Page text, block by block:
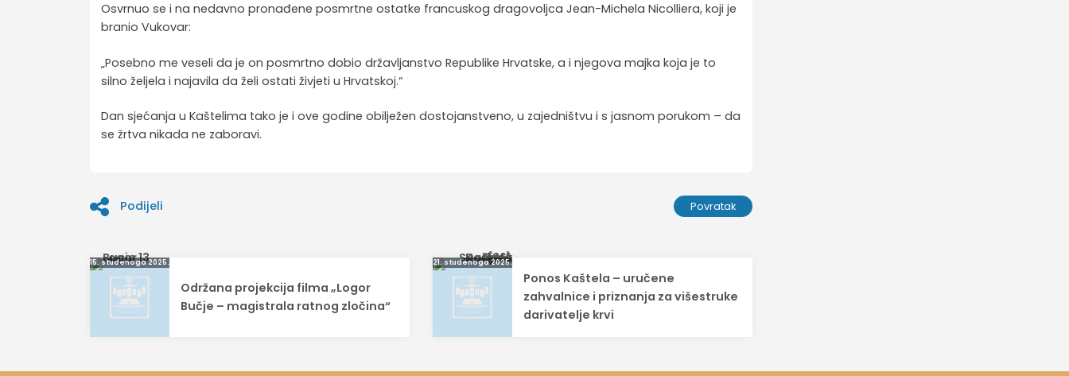
Osvrnuo se i na nedavno pronađene posmrtne ostatke francuskog dragovoljca Jean-Michela Nicolliera, koji je
branio Vukovar:
„Posebno me veseli da je on posmrtno dobio državljanstvo Republike Hrvatske, a i njegova majka koja je to
silno željela i najavila da želi ostati živjeti u Hrvatskoj.“
Dan sjećanja u Kaštelima tako je i ove godine obilježen dostojanstveno, u zajedništvu i s jasnom porukom – da
se žrtva nikada ne zaboravi.
Podijeli Povratak
Navigacija
objava
15. studenoga 2025.
Održana projekcija filma „Logor
Bučje – magistrala ratnog zločina“
21. studenoga 2025.
Ponos Kaštela – uručene
zahvalnice i priznanja za višestruke
darivatelje krvi